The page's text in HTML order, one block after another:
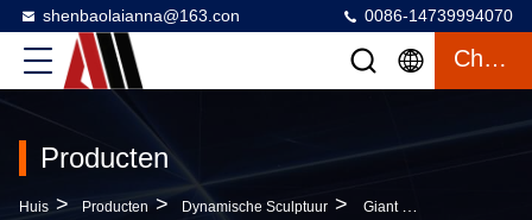
shenbaolaianna@163.con 0086-14739994070
Chatten
Producten
Huis > Producten > Dynamische Sculptuur > Giant Hamburger Kiosk Met Hand Smeden/lasersnijden En RGB DMX 512 Verlichting In Duurzaam Grasvezel Materiaal